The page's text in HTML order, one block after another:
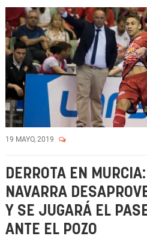
19 MAYO, 2019
DERROTA EN
NAVARRA
Y SE JUGARÁ EL
ANTE EL POZO